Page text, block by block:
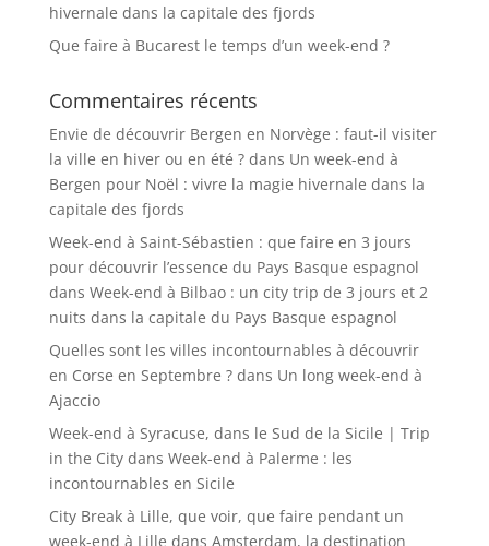
hivernale dans la capitale des fjords
Que faire à Bucarest le temps d’un week-end ?
Commentaires récents
Envie de découvrir Bergen en Norvège : faut-il visiter
la ville en hiver ou en été ?dans Un week-end à
Bergen pour Noël : vivre la magie hivernale dans la
capitale des fjords
Week-end à Saint-Sébastien : que faire en 3 jours
pour découvrir l’essence du Pays Basque espagnol
dans Week-end à Bilbao : un city trip de 3 jours et 2
nuits dans la capitale du Pays Basque espagnol
Quelles sont les villes incontournables à découvrir
en Corse en Septembre ?dans Un long week-end à
Ajaccio
Week-end à Syracuse, dans le Sud de la Sicile | Trip
in the Citydans Week-end à Palerme : les
incontournables en Sicile
City Break à Lille, que voir, que faire pendant un
week-end à Lille dans Amsterdam, la destination